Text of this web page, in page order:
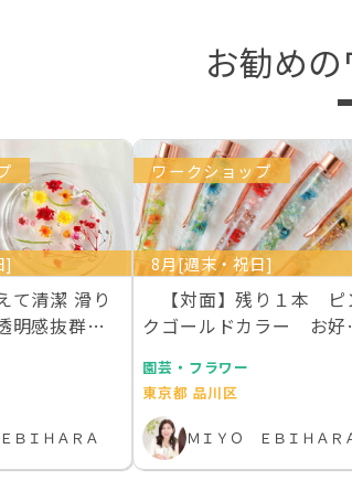
お勧め
]
て清潔 滑り
明感抜群の
ＢＩＨＡＲＡ
ワークショップ
8月[週末・祝日]
【対面】残り１本 ピ
クゴールドカラー お好
園芸・フラワー
東京都 品川区
ＭＩＹＯ ＥＢＩＨＡＲ